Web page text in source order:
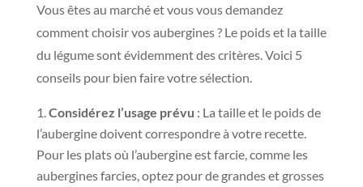
Vous êtes au marché et vous vous demandez
comment choisir vos aubergines ? Le poids et la taille
du légume sont évidemment des critères. Voici 5
conseils pour bien faire votre sélection.
Considérez l’usage prévu : La taille et le poids de
l’aubergine doivent correspondre à votre recette.
Pour les plats où l’aubergine est farcie, comme les
aubergines farcies, optez pour de grandes et grosses